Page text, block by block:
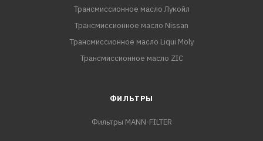
Трансмиссионное масло Лукойл
Трансмиссионное масло Nissan
Трансмиссионное масло Liqui Moly
Трансмиссионное масло ZIC
ФИЛЬТРЫ
Фильтры MANN-FILTER